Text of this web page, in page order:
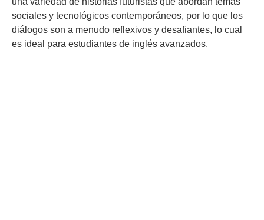
sociales y tecnológicos contemporáneos, por lo que los
diálogos son a menudo reflexivos y desafiantes, lo cual
es ideal para estudiantes de inglés avanzados.